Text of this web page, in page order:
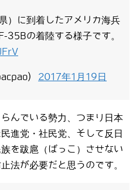
）に到着したアメリカ海兵
35Bの着陸する様子です。
2017年1月19日
んでいる勢力、つまり日本
進党・社民党、そして反日
を跋扈（ばっこ）させない
法が必要だと思うのです。